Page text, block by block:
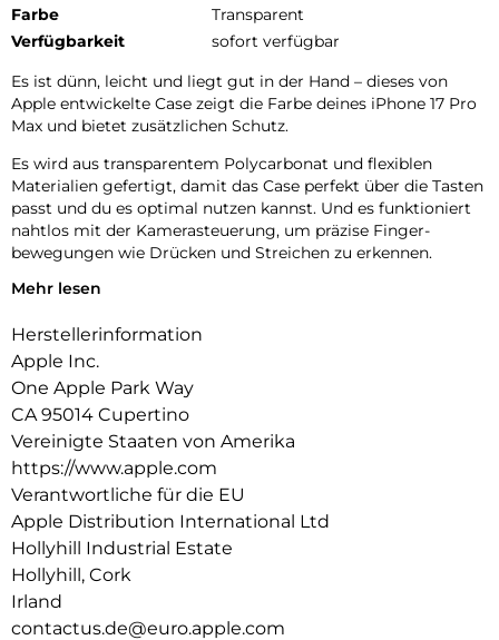
Farbe
Transparent
Verfügbarkeit
sofort verfügbar
Es ist dünn, leicht und liegt gut in der Hand – dieses von
Apple entwickelte Case zeigt die Farbe deines iPhone 17 Pro
Max und bietet zusätzlichen Schutz.
Es wird aus transparentem Polycarbonat und flexiblen
Materialien gefertigt, damit das Case perfekt über die Tasten
passt und du es optimal nutzen kannst. Und es funktioniert
nahtlos mit der Kamera­steuerung, um präzise Finger­
bewegungen wie Drücken und Streichen zu erkennen.
Innen‑ und Außenseite sind mit einer kratzfesten
Beschichtungen wurden optimiert, um zu verhindern, dass
das Case mit der Zeit vergilbt.
Mit integrierten Magneten, die sich perfekt am iPhone 17 Pro
Max ausrichten, hält das Case ganz einfach und sorgt für
schnelleres kabelloses Laden. Lass dein iPhone beim Laden
einfach im Case und docke dein MagSafe Ladegerät an. Oder
leg es auf dein Qi2.2- oder Qi zertifiziertes Ladegerät.
Wie jedes von Apple entwickelte Case durchläuft es im Laufe
des Design‑ und Fertigungs­prozesses Tausende von
Teststunden. Deshalb sieht es nicht nur großartig aus,
sondern schützt dein iPhone auch vor Kratzern und bei
Stürzen.
Mehr lesen
Herstellerinformation
Apple Inc.
One Apple Park Way
CA 95014 Cupertino
Vereinigte Staaten von Amerika
https://www.apple.com
Verantwortliche für die EU
Apple Distribution International Ltd
Hollyhill Industrial Estate
Hollyhill, Cork
Irland
contactus.de@euro.apple.com